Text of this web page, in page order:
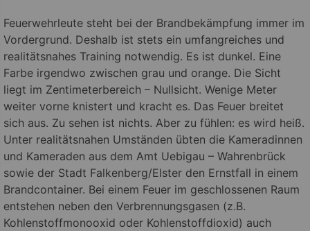
Feuerwehrleute steht bei der Brandbekämpfung immer im
Vordergrund. Deshalb ist stets ein umfangreiches und
realitätsnahes Training notwendig. Es ist dunkel. Eine
Farbe irgendwo zwischen grau und orange. Die Sicht
liegt im Zentimeterbereich – Nullsicht. Wenige Meter
weiter vorne knistert und kracht es. Das Feuer breitet
sich aus. Zu sehen ist nichts. Aber zu fühlen: es wird heiß.
Unter realitätsnahen Umständen übten die Kameradinnen
und Kameraden aus dem Amt Uebigau – Wahrenbrück
sowie der Stadt Falkenberg/Elster den Ernstfall in einem
Brandcontainer. Bei einem Feuer im geschlossenen Raum
entstehen neben den Verbrennungsgasen (z.B.
Kohlenstoffmonooxid oder Kohlenstoffdioxid) auch